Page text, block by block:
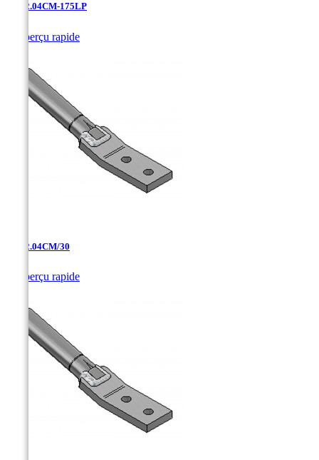
AT-12.04CM-175LP
Aperçu rapide
AT-12.04CM/30
Aperçu rapide